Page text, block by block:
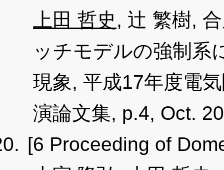
上田 哲史 , 辻 繁樹,
ッチモデルの強制系
現象, 平成17年度電
演論文集, p.4, Oct.
[6 Proceeding of